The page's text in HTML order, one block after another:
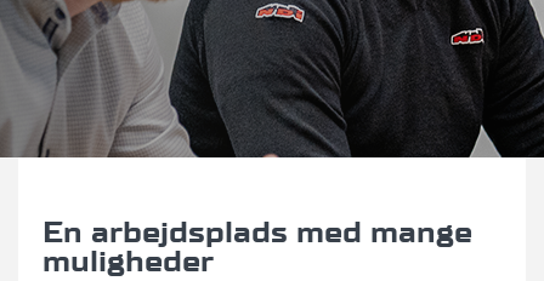
En arbejdsplads med mange
muligheder